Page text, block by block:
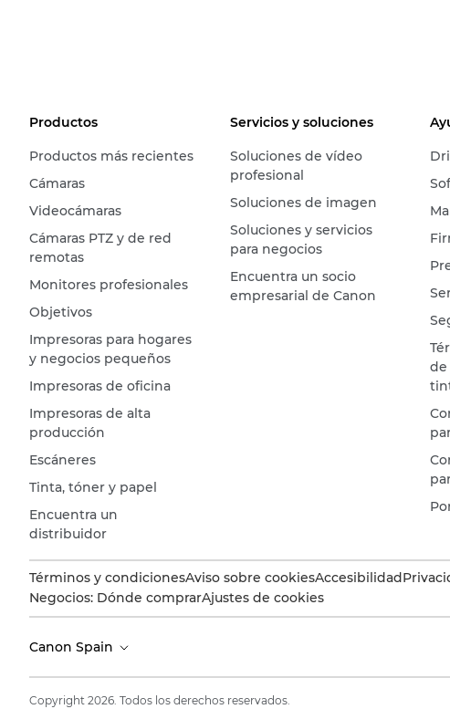
Productos
Productos más recientes
Cámaras
Videocámaras
Cámaras PTZ y de red
remotas
Monitores profesionales
Objetivos
Impresoras para hogares
y negocios pequeños
Impresoras de oficina
Impresoras de alta
producción
Escáneres
Tinta, tóner y papel
Encuentra un
distribuidor
Servicios y soluciones
Soluciones de vídeo
profesional
Soluciones de imagen
Soluciones y servicios
para negocios
Encuentra un socio
empresarial de Canon
de
Términos y condicionesAviso sobre cookiesAccesibilidad
Negocios: Dónde comprarAjustes de cookies
Canon Spain
Copyright 2026. Todos los derechos reservados.